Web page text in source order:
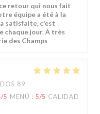
retour qui nous fait
équipe a été à la
satisfaite, c'est
chaque jour. À très
des Champs
89
/5 MENÚ : 5/5 CALIDAD